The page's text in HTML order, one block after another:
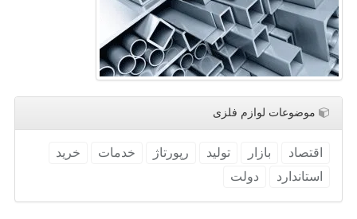
موضوعات لوازم فلزی
اقتصاد بازار تولید رپورتاژ خدمات
خرید
استاندارد
دولت